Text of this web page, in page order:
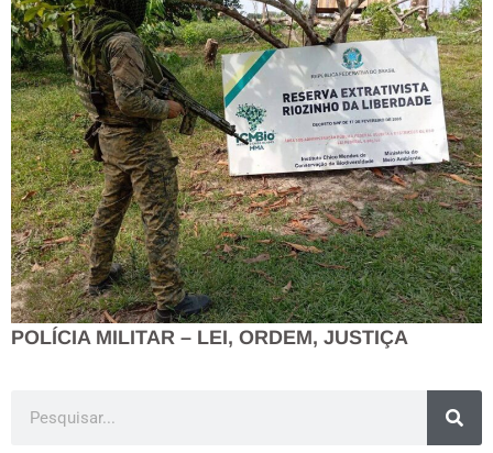
POLÍCIA MILITAR – LEI, ORDEM, JUSTIÇA